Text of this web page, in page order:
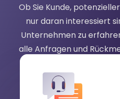
Ob Sie Kunde,
nur daran interessiert
Unternehmen zu
alle Anfragen und
ist bestrebt, schnelle
auf alle Ihre Fragen
Bitte zögern Sie nicht,